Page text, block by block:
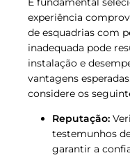
experiência
de esquadrias com
inadequada pode
instalação e
vantagens
considere os
Reputação:
testemunhos
garantir a